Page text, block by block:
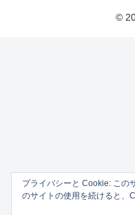
©
プライバシーと Cookie: この
のサイトの使用を続けると、